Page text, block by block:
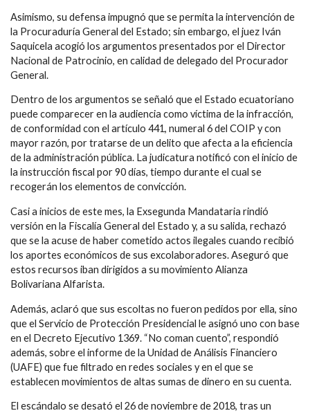
Asimismo, su defensa impugnó que se permita la intervención de
la Procuraduría General del Estado; sin embargo, el juez Iván
Saquicela acogió los argumentos presentados por el Director
Nacional de Patrocinio, en calidad de delegado del Procurador
General.
Dentro de los argumentos se señaló que el Estado ecuatoriano
puede comparecer en la audiencia como víctima de la infracción,
de conformidad con el artículo 441, numeral 6 del COIP y con
mayor razón, por tratarse de un delito que afecta a la eficiencia
de la administración pública. La judicatura notificó con el inicio de
la instrucción fiscal por 90 días, tiempo durante el cual se
recogerán los elementos de convicción.
Casi a inicios de este mes, la Exsegunda Mandataria rindió
versión en la Fiscalía General del Estado y, a su salida, rechazó
que se la acuse de haber cometido actos ilegales cuando recibió
los aportes económicos de sus excolaboradores. Aseguró que
estos recursos iban dirigidos a su movimiento Alianza
Bolivariana Alfarista.
Además, aclaró que sus escoltas no fueron pedidos por ella, sino
que el Servicio de Protección Presidencial le asignó uno con base
en el Decreto Ejecutivo 1369. “No coman cuento”, respondió
además, sobre el informe de la Unidad de Análisis Financiero
(UAFE) que fue filtrado en redes sociales y en el que se
establecen movimientos de altas sumas de dinero en su cuenta.
El escándalo se desató el 26 de noviembre de 2018, tras un